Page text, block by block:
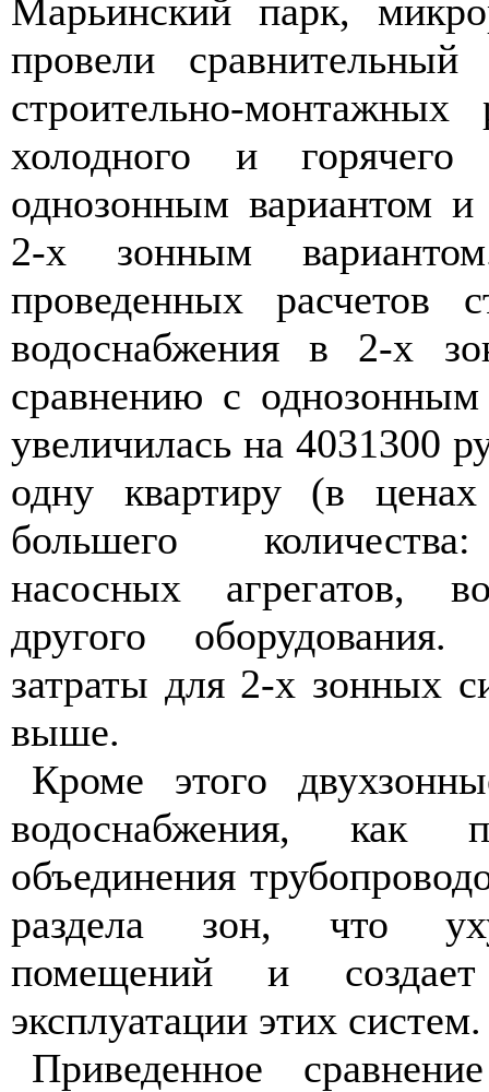
Марьинский парк,
провели сравнительный
строительно-
холодного и горячего
однозонным вариантом
2-х зонным
проведенных расчетов
водоснабжения в 2-х
сравнению с
увеличилась на 4031300
одну квартиру (в
большего
насосных агрегатов,
другого оборудования.
затраты для 2-х зонных
выше.
Кроме этого
водоснабжения, как
объединения
раздела зон, что
помещений и
эксплуатации этих систем.
Приведенное